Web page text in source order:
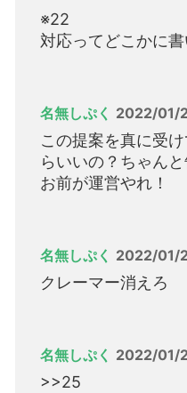
※22
対応ってどこかに
名無しぷく 2022/01/
この提案を真に受
らいいの？ちゃん
お前が運営やれ！
名無しぷく 2022/01/
クレーマー消えろ
名無しぷく 2022/01/
>>25